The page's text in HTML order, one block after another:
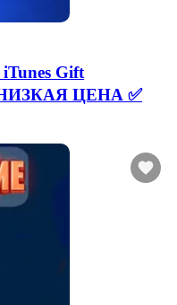
Gift
НИЗКАЯ ЦЕНА ✅